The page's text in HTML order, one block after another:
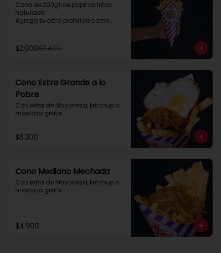
Cono de 200gr de papitas fritas
naturales.
Agrega tu extra preferido como
y mucho mas....
$2.000$3.400
Cono Extra Grande a lo
Pobre
Con extra de Mayonesa, ketchup o
mostaza gratis
$6.300
Cono Mediano Mechada
Con extra de Mayonesa, ketchup o
mostaza gratis
$4.900